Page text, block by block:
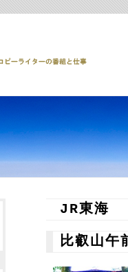
JR東海
比叡山午